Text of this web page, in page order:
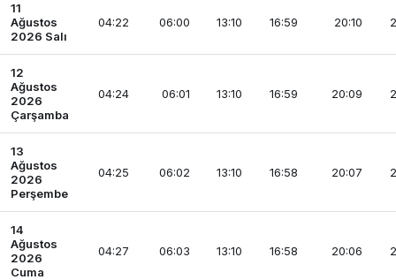
11
Ağustos
2026 Salı
04:22 06:00 13:10 16:59 20:10
12
Ağustos
2026
Çarşamba
04:24 06:01 13:10 16:59 20:09
13
Ağustos
2026
Perşembe
04:25 06:02 13:10 16:58 20:07
14
Ağustos
2026
Cuma
04:27 06:03 13:10 16:58 20:06